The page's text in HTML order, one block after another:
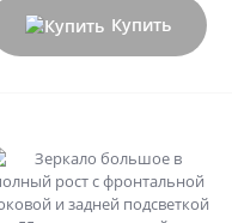
Купить